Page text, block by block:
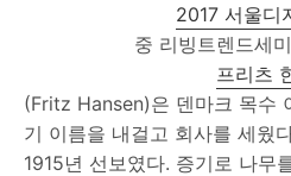
2017 서울디
중 리빙트렌드세
프리츠
(Fritz Hansen)은 덴마크 목수
기 이름을 내걸고 회사를 세웠
1915년 선보였다. 증기로 나무